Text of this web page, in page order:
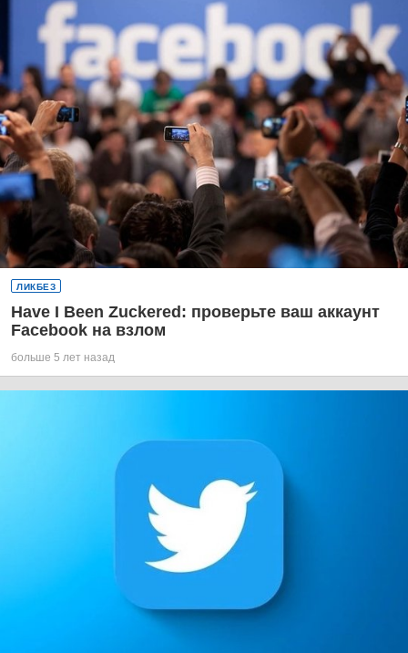
ЛИКБЕЗ
Have I Been Zuckered: проверьте ваш аккаунт
Facebook на взлом
больше 5 лет назад